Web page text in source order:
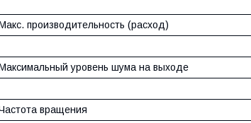
производительность (расход)
уровень шума на выходе
вращения